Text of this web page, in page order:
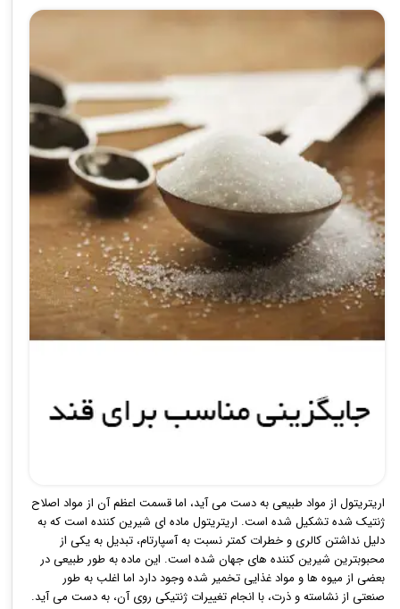
اریتریتول از مواد طبیعی به دست می­ آید، اما قسمت اعظم آن از مواد اصلاح
ژنتیک شده تشکیل شده است. اریتریتول ماده ­ای شیرین کننده است که به
دلیل نداشتن کالری و خطرات کم­تر نسبت به آسپارتام، تبدیل به یکی از
محبوب­ترین شیرین کننده ­های جهان شده ­است. این ماده به ­طور طبیعی در
بعضی از میوه­ ها و مواد غذایی تخمیر شده وجود دارد اما اغلب به ­طور
صنعتی از نشاسته و ذرت، با انجام تغییرات ژنتیکی روی آن، به دست می ­آید.